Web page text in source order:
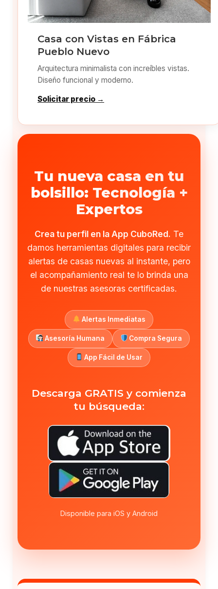
Casa con Vistas en Fábrica
Pueblo Nuevo
Arquitectura minimalista con increíbles vistas.
Diseño funcional y moderno.
Solicitar precio →
Tu nueva casa en tu
bolsillo: Tecnología +
Expertos
Crea tu perfil en la App CuboRed. Te
damos herramientas digitales para recibir
alertas de casas nuevas al instante, pero
el acompañamiento real te lo brinda una
de nuestras asesoras certificadas.
Alertas Inmediatas
Asesoría Humana Compra Segura
App Fácil de Usar
Descarga GRATIS y comienza
tu búsqueda:
Disponible para iOS y Android